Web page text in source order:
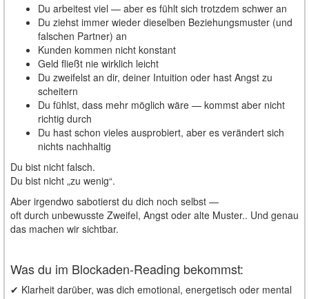
Du arbeitest viel — aber es fühlt sich trotzdem schwer an
Du ziehst immer wieder dieselben Beziehungsmuster (und
falschen Partner) an
Kunden kommen nicht konstant
Geld fließt nie wirklich leicht
Du zweifelst an dir, deiner Intuition oder hast Angst zu
scheitern
Du fühlst, dass mehr möglich wäre — kommst aber nicht
richtig durch
Du hast schon vieles ausprobiert, aber es verändert sich
nichts nachhaltig
Du bist nicht falsch.
Du bist nicht „zu wenig“.
Aber irgendwo sabotierst du dich noch selbst —
oft durch unbewusste Zweifel, Angst oder alte Muster.. Und genau
das machen wir sichtbar.
Was du im Blockaden-Reading bekommst:
✔ Klarheit darüber, was dich emotional, energetisch oder mental